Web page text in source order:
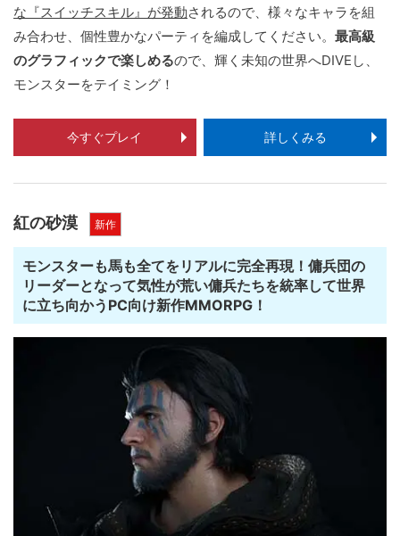
な『スイッチスキル』が発動されるので、様々なキャラを組
み合わせ、個性豊かなパーティを編成してください。 最高級
のグラフィックで楽しめるので、輝く未知の世界へDIVEし、
モンスターをテイミング！
今すぐプレイ 詳しくみる
紅の砂漠 新作
モンスターも馬も全てをリアルに完全再現！傭兵団の
リーダーとなって気性が荒い傭兵たちを統率して世界
に立ち向かうPC向け新作MMORPG！